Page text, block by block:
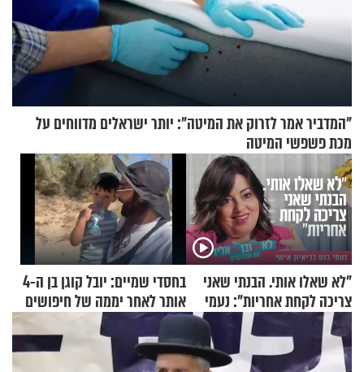
"המדביר אמר לזרוק את המיטה": יותר ישראלים מדווחים על
מכת פשפשי המיטה
"לא שאלו אותי. הבנתי שאני
צריכה לקחת אחריות": נעמי
בנט בריאיון אישי
בחסדי שמיים: יובל קוגן בן ה-4
אותר לאחר יממה של חיפושים